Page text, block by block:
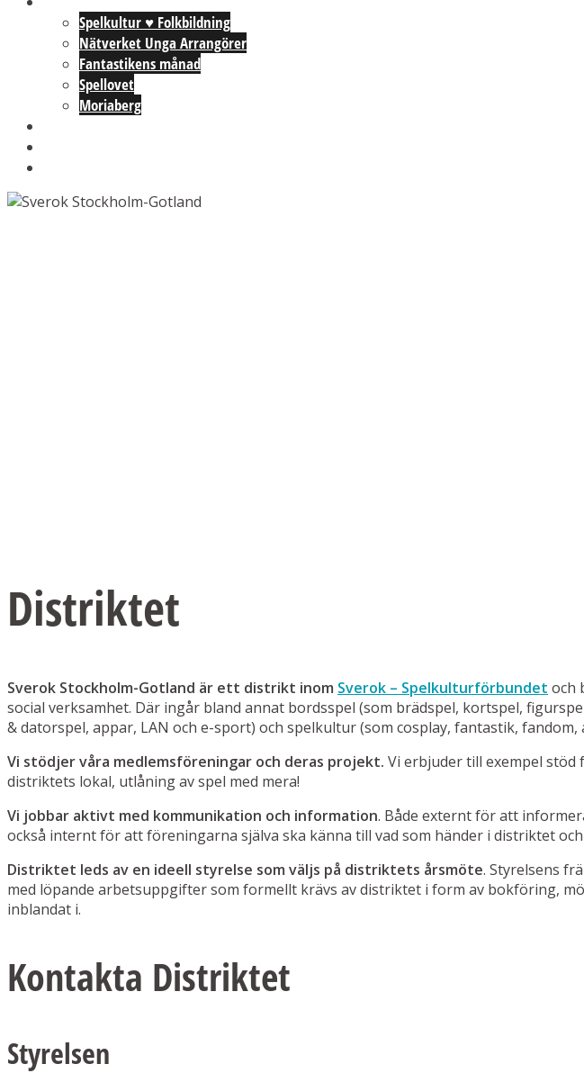
Spelkultur ♥ Folkbildning
Nätverket Unga Arrangörer
Fantastikens månad
Spellovet
Moriaberg
Distriktet
Sverok Stockholm-Gotland är ett distrikt inom Sverok – Spelkulturförbundet och
social verksamhet. Där ingår bland annat bordsspel (som brädspel, kortspel,
& datorspel, appar, LAN och e-sport) och spelkultur (som cosplay, fantastik, fandom,
Vi stödjer våra medlemsföreningar och deras projekt. Vi erbjuder till exempel
distriktets lokal, utlåning av spel med mera!
Vi jobbar aktivt med kommunikation och information. Både externt för att
också internt för att föreningarna själva ska känna till vad som händer i distriktet
Distriktet leds av en ideell styrelse som väljs på distriktets årsmöte. Styrelsens
med löpande arbetsuppgifter som formellt krävs av distriktet i form av bokföring,
inblandat i.
Kontakta Distriktet
Styrelsen